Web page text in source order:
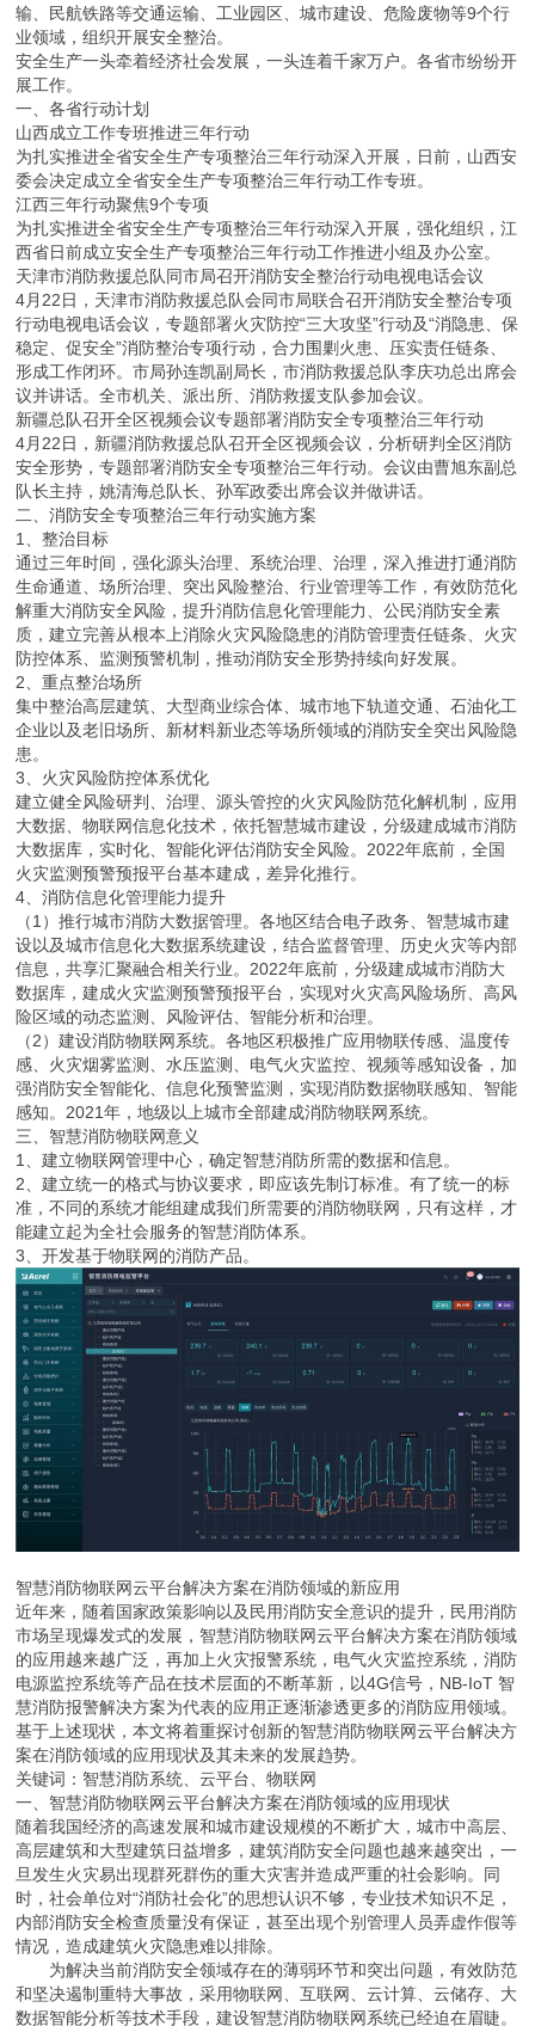
输、民航铁路等交通运输、工业园区、城市建设、危险废物等9个行
业领域，组织开展安全整治。
安全生产一头牵着经济社会发展，一头连着千家万户。各省市纷纷开
展工作。
一、各省行动计划
山西成立工作专班推进三年行动
为扎实推进全省安全生产专项整治三年行动深入开展，日前，山西安
委会决定成立全省安全生产专项整治三年行动工作专班。
江西三年行动聚焦9个专项
为扎实推进全省安全生产专项整治三年行动深入开展，强化组织，江
西省日前成立安全生产专项整治三年行动工作推进小组及办公室。
天津市消防救援总队同市局召开消防安全整治行动电视电话会议
4月22日，天津市消防救援总队会同市局联合召开消防安全整治专项
行动电视电话会议，专题部署火灾防控“三大攻坚”行动及“消隐患、保
稳定、促安全”消防整治专项行动，合力围剿火患、压实责任链条、
形成工作闭环。市局孙连凯副局长，市消防救援总队李庆功总出席会
议并讲话。全市机关、派出所、消防救援支队参加会议。
新疆总队召开全区视频会议专题部署消防安全专项整治三年行动
4月22日，新疆消防救援总队召开全区视频会议，分析研判全区消防
安全形势，专题部署消防安全专项整治三年行动。会议由曹旭东副总
队长主持，姚清海总队长、孙军政委出席会议并做讲话。
二、消防安全专项整治三年行动实施方案
1、整治目标
通过三年时间，强化源头治理、系统治理、治理，深入推进打通消防
生命通道、场所治理、突出风险整治、行业管理等工作，有效防范化
解重大消防安全风险，提升消防信息化管理能力、公民消防安全素
质，建立完善从根本上消除火灾风险隐患的消防管理责任链条、火灾
防控体系、监测预警机制，推动消防安全形势持续向好发展。
2、重点整治场所
集中整治高层建筑、大型商业综合体、城市地下轨道交通、石油化工
企业以及老旧场所、新材料新业态等场所领域的消防安全突出风险隐
患。
3、火灾风险防控体系优化
建立健全风险研判、治理、源头管控的火灾风险防范化解机制，应用
大数据、物联网信息化技术，依托智慧城市建设，分级建成城市消防
大数据库，实时化、智能化评估消防安全风险。2022年底前，全国
火灾监测预警预报平台基本建成，差异化推行。
4、消防信息化管理能力提升
（1）推行城市消防大数据管理。各地区结合电子政务、智慧城市建
设以及城市信息化大数据系统建设，结合监督管理、历史火灾等内部
信息，共享汇聚融合相关行业。2022年底前，分级建成城市消防大
数据库，建成火灾监测预警预报平台，实现对火灾高风险场所、高风
险区域的动态监测、风险评估、智能分析和治理。
（2）建设消防物联网系统。各地区积极推广应用物联传感、温度传
感、火灾烟雾监测、水压监测、电气火灾监控、视频等感知设备，加
强消防安全智能化、信息化预警监测，实现消防数据物联感知、智能
感知。2021年，地级以上城市全部建成消防物联网系统。
三、智慧消防物联网意义
1、建立物联网管理中心，确定智慧消防所需的数据和信息。
2、建立统一的格式与协议要求，即应该先制订标准。有了统一的标
准，不同的系统才能组建成我们所需要的消防物联网，只有这样，才
能建立起为全社会服务的智慧消防体系。
3、开发基于物联网的消防产品。
智慧消防物联网云平台解决方案在消防领域的新应用
近年来，随着国家政策影响以及民用消防安全意识的提升，民用消防
市场呈现爆发式的发展，智慧消防物联网云平台解决方案在消防领域
的应用越来越广泛，再加上火灾报警系统，电气火灾监控系统，消防
电源监控系统等产品在技术层面的不断革新，以4G信号，NB-IoT 智
慧消防报警解决方案为代表的应用正逐渐渗透更多的消防应用领域。
基于上述现状，本文将着重探讨创新的智慧消防物联网云平台解决方
案在消防领域的应用现状及其未来的发展趋势。
关键词：智慧消防系统、云平台、物联网
一、智慧消防物联网云平台解决方案在消防领域的应用现状
随着我国经济的高速发展和城市建设规模的不断扩大，城市中高层、
高层建筑和大型建筑日益增多，建筑消防安全问题也越来越突出，一
旦发生火灾易出现群死群伤的重大灾害并造成严重的社会影响。同
时，社会单位对“消防社会化”的思想认识不够，专业技术知识不足，
内部消防安全检查质量没有保证，甚至出现个别管理人员弄虚作假等
情况，造成建筑火灾隐患难以排除。
为解决当前消防安全领域存在的薄弱环节和突出问题，有效防范
和坚决遏制重特大事故，采用物联网、互联网、云计算、云储存、大
数据智能分析等技术手段，建设智慧消防物联网系统已经迫在眉睫。